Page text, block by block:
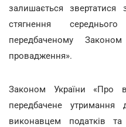
залишається
стягнення
передбаченому
провадження».
Законом України «Про
передбачене
виконавцем податків